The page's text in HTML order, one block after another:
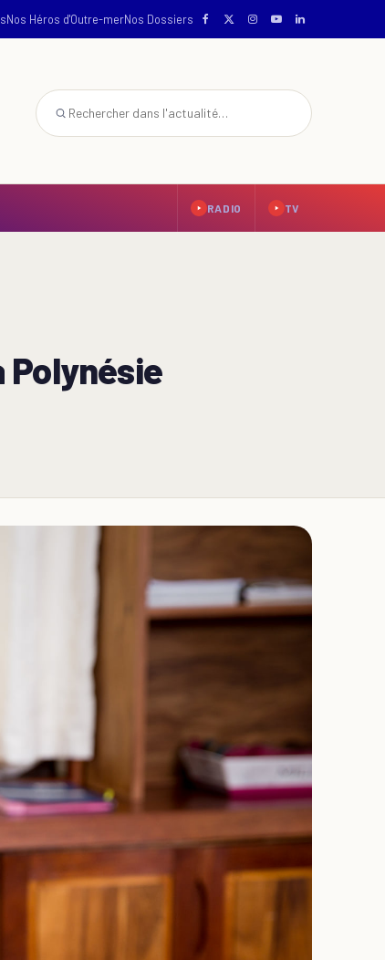
Nos Héros d'Outre-merNos Dossiers
RADIO TV